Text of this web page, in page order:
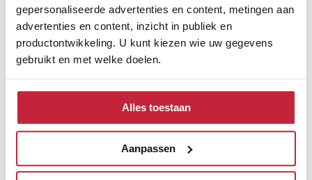
gepersonaliseerde advertenties en content, metingen aan
advertenties en content, inzicht in publiek en
productontwikkeling. U kunt kiezen wie uw gegevens
gebruikt en met welke doelen.
Als u het toestaat, willen we ook graag:
Informatie verzamelen over uw geografische
locatie, die tot een paar meter nauwkeurig kan zijn
Uw apparaat identificeren door het actief te
scannen op specifieke eigenschappen (fingerprinting)
Alles toestaan
Aanpassen